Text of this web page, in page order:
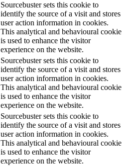
Sourcebuster sets this cookie to
identify the source of a visit and stores
user action information in cookies.
This analytical and behavioural cookie
is used to enhance the visitor
experience on the website.
Sourcebuster sets this cookie to
identify the source of a visit and stores
user action information in cookies.
This analytical and behavioural cookie
is used to enhance the visitor
experience on the website.
Sourcebuster sets this cookie to
identify the source of a visit and stores
user action information in cookies.
This analytical and behavioural cookie
is used to enhance the visitor
experience on the website.